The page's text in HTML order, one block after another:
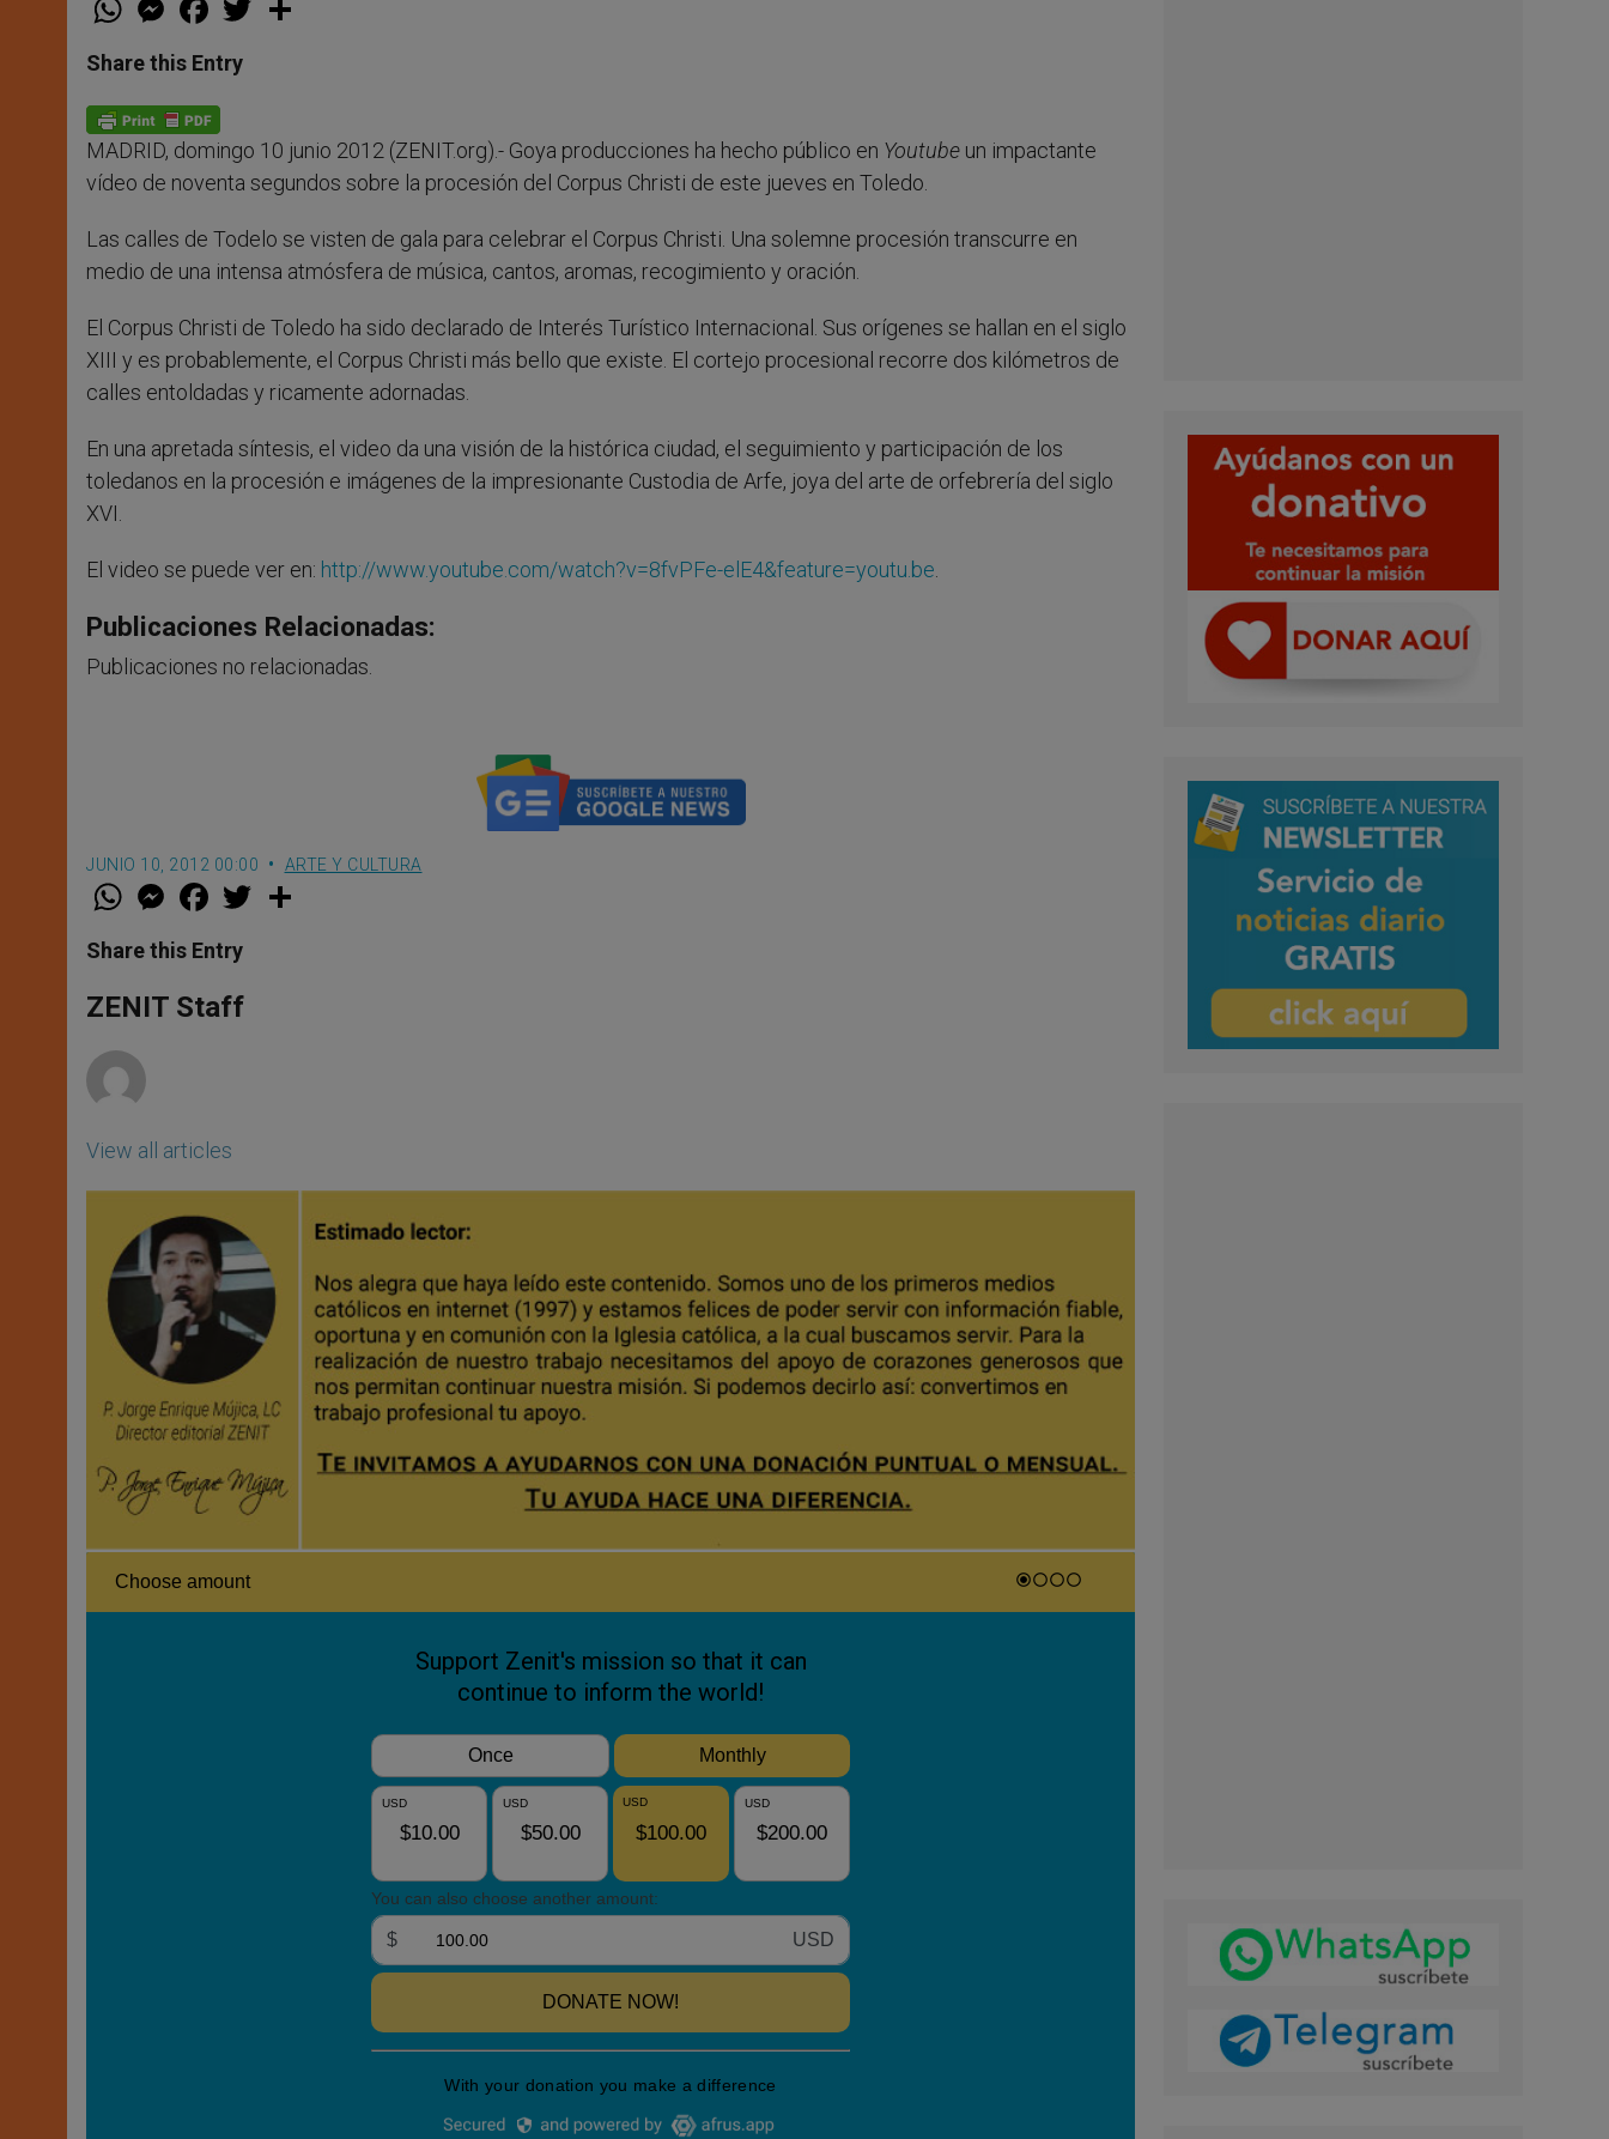
t
s
p
p
e
s
e
g
e
r
a
e
b
o
k
w
Share this Entry
MADRID, domingo 10 junio 2012 (ZENIT.org).- Goya producciones ha hecho público en Youtube un impactante
vídeo de noventa segundos sobre la procesión del Corpus Christi de este jueves en Toledo.
Las calles de Todelo se visten de gala para celebrar el Corpus Christi. Una solemne procesión transcurre en
medio de una intensa atmósfera de música, cantos, aromas, recogimiento y oración.
El Corpus Christi de Toledo ha sido declarado de Interés Turístico Internacional. Sus orígenes se hallan en el siglo
XIII y es probablemente, el Corpus Christi más bello que existe. El cortejo procesional recorre dos kilómetros de
calles entoldadas y ricamente adornadas.
En una apretada síntesis, el video da una visión de la histórica ciudad, el seguimiento y participación de los
toledanos en la procesión e imágenes de la impresionante Custodia de Arfe, joya del arte de orfebrería del siglo
XVI.
El video se puede ver en: http://www.youtube.com/watch?v=8fvPFe-elE4&feature=youtu.be.
Publicaciones Relacionadas:
Publicaciones no relacionadas.
JUNIO 10, 2012 00:00 ARTE Y CULTURA
W
t
s
p
p
M
e
s
e
g
e
F
a
e
b
o
k
w
Share this Entry
ZENIT Staff
View all articles